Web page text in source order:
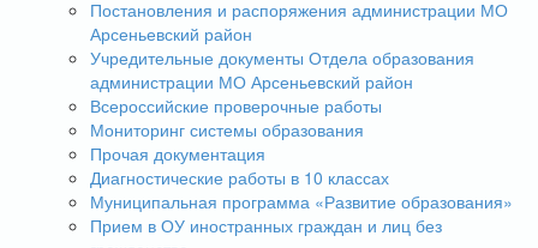
Постановления и распоряжения администрации МО
Арсеньевский район
Учредительные документы Отдела образования
администрации МО Арсеньевский район
Всероссийские проверочные работы
Мониторинг системы образования
Прочая документация
Диагностические работы в 10 классах
Муниципальная программа «Развитие образования»
Прием в ОУ иностранных граждан и лиц без